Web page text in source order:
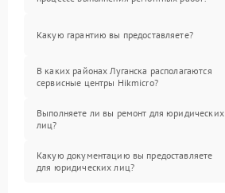
Какую гарантию вы предоставляете?
В каких районах Луганска располагаются
сервисные центры Hikmicro?
Выполняете ли вы ремонт для юридических
лиц?
Какую документацию вы предоставляете
для юридических лиц?